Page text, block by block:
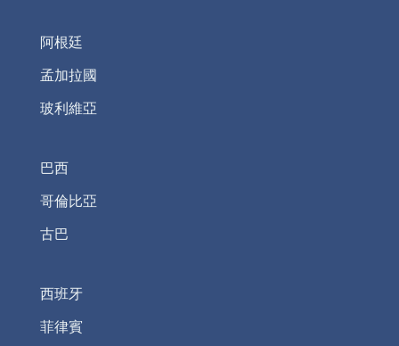
阿根廷
孟加拉國
玻利維亞
巴西
哥倫比亞
古巴
西班牙
菲律賓